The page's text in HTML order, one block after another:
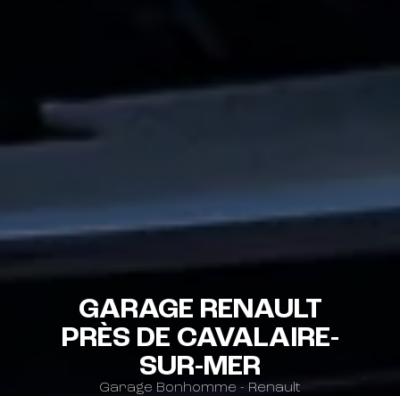
GARAGE RENAULT
PRÈS DE CAVALAIRE-
SUR-MER
Garage Bonhomme - Renault